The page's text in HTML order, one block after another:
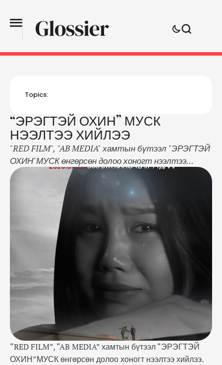
Topics:
“ЭРЭГТЭЙ ОХИН” МУСК
НЭЭЛТЭЭ ХИЙЛЭЭ
"RED FILM", "AB MEDIA" хамтын бүтээл "ЭРЭГТЭЙ
ОХИН"МУСК өнгөрсөн долоо хоногт нээлтээ
хийлээ. Тус кинонд Солонго охин бага насныхаа
томоогүй үйлдлээс болж аавынхаа аминд хүрэх
болно. Ослоос болж эцгээ алдаж хүнд өвчтэй
болсон ээжтэйгээ үлдсэн түүний өсвөр нас тийм ч
таатай байсангүй... Та бүх кино театруудаар
хүлээн авч үзээрэй Нээлтийн үеийн зургуудаас...
https://www.facebook.com/sodoo.enkhjargal/videos/18
72566362803658/
“RED FILM”, “AB MEDIA” хамтын бүтээл “ЭРЭГТЭЙ
ОХИН”МУСК өнгөрсөн долоо хоногт нээлтээ хийлээ.